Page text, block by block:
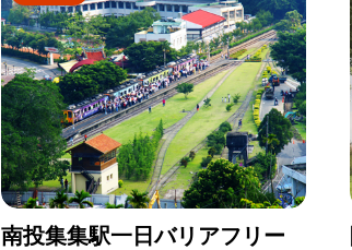
南投集集駅一日バリアフリー